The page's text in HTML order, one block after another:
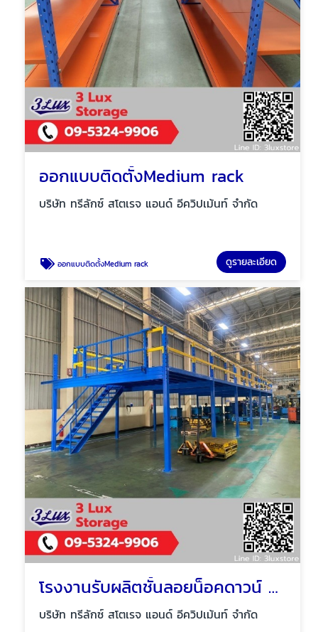
ออกแบบติดตั้งMedium rack
บริษัท ทรีลักซ์ สโตเรจ แอนด์ อีควิปเม้นท์ จำกัด
ออกแบบติดตั้งMedium rack ดูรายละเอียด
โรงงานรับผลิตชั้นลอยน็อคดาวน์ Mezzanine floor
บริษัท ทรีลักซ์ สโตเรจ แอนด์ อีควิปเม้นท์ จำกัด